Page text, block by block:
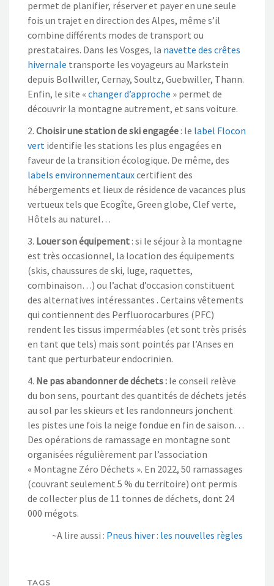
permet de planifier, réserver et payer en une seule
fois un trajet en direction des Alpes, même s’il
combine différents modes de transport ou
prestataires. Dans les Vosges, la navette des crêtes
hivernale transporte les voyageurs au Markstein
depuis Bollwiller, Cernay, Soultz, Guebwiller, Thann.
Enfin, le site « changer d’approche » permet de
découvrir la montagne autrement, et sans voiture.
2. Choisir une station de ski engagée : le label Flocon
vert identifie les stations les plus engagées en
faveur de la transition écologique. De même, des
labels environnementauxcertifient des
hébergements et lieux de résidence de vacances plus
vertueux tels que Ecogîte, Green globe, Clef verte,
Hôtels au naturel…
3. Louer son équipement : si le séjour à la montagne
est très occasionnel, la location des équipements
(skis, chaussures de ski, luge, raquettes,
combinaison…) ou l’achat d’occasion constituent
des alternatives intéressantes . Certains vêtements
qui contiennent des Perfluorocarbures (PFC)
rendent les tissus imperméables (et sont très prisés
en tant que tels) mais sont pointés par l’Anses en
tant que perturbateur endocrinien.
4. Ne pas abandonner de déchets : le conseil relève
du bon sens, pourtant des quantités de déchets jetés
au sol par les skieurs et les randonneurs jonchent
les pistes une fois la neige fondue en fin de saison…
Des opérations de ramassage en montagne sont
organisées régulièrement par l’association
« Montagne Zéro Déchets ». En 2022, 50 ramassages
(couvrant seulement 5 % du territoire) ont permis
de collecter plus de 11 tonnes de déchets, dont 24
000 mégots.
~A lire aussi : Pneus hiver : les nouvelles règles
TAGS